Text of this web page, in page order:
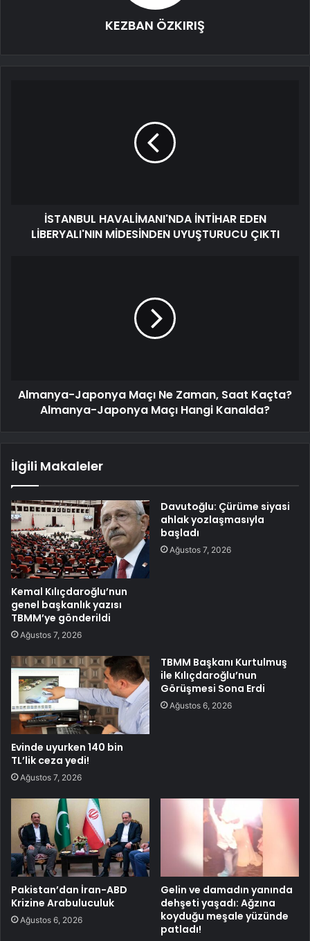
KEZBAN ÖZKIRIŞ
İSTANBUL HAVALİMANI'NDA İNTİHAR EDEN
LİBERYALI'NIN MİDESİNDEN UYUŞTURUCU ÇIKTI
Almanya-Japonya Maçı Ne Zaman, Saat Kaçta?
Almanya-Japonya Maçı Hangi Kanalda?
İlgili Makaleler
Kemal Kılıçdaroğlu’nun
genel başkanlık yazısı
TBMM’ye gönderildi
Ağustos 7, 2026
Davutoğlu: Çürüme siyasi
ahlak yozlaşmasıyla
başladı
Ağustos 7, 2026
Evinde uyurken 140 bin
TL’lik ceza yedi!
Ağustos 7, 2026
TBMM Başkanı Kurtulmuş
ile Kılıçdaroğlu’nun
Görüşmesi Sona Erdi
Ağustos 6, 2026
Pakistan’dan İran-ABD
Krizine Arabuluculuk
Ağustos 6, 2026
Gelin ve damadın yanında
dehşeti yaşadı: Ağzına
koyduğu meşale yüzünde
patladı!